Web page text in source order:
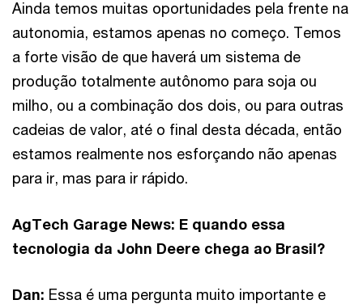
Ainda temos muitas oportunidades pela frente na
autonomia, estamos apenas no começo. Temos
a forte visão de que haverá um sistema de
produção totalmente autônomo para soja ou
milho, ou a combinação dos dois, ou para outras
cadeias de valor, até o final desta década, então
estamos realmente nos esforçando não apenas
para ir, mas para ir rápido.
AgTech Garage News: E quando essa
tecnologia da John Deere chega ao Brasil?
Dan: Essa é uma pergunta muito importante e